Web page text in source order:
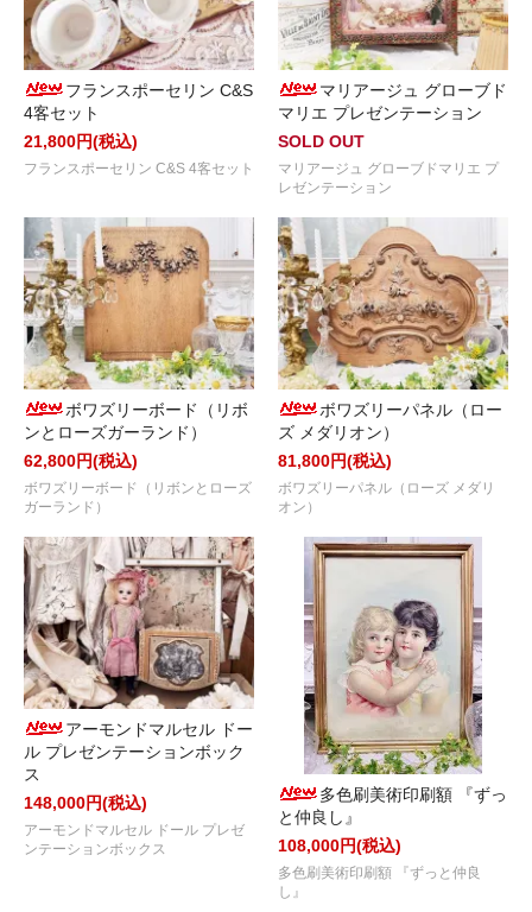
フランスポーセリン C&S
4客セット
21,800円(税込)
フランスポーセリン C&S 4客セット
マリアージュ グローブド
マリエ プレゼンテーション
SOLD OUT
マリアージュ グローブドマリエ プ
レゼンテーション
ボワズリーボード（リボ
ンとローズガーランド）
62,800円(税込)
ボワズリーボード（リボンとローズ
ガーランド）
ボワズリーパネル（ロー
ズ メダリオン）
81,800円(税込)
ボワズリーパネル（ローズ メダリ
オン）
アーモンドマルセル ドー
ル プレゼンテーションボック
ス
148,000円(税込)
アーモンドマルセル ドール プレゼ
ンテーションボックス
多色刷美術印刷額 『ずっ
と仲良し』
108,000円(税込)
多色刷美術印刷額 『ずっと仲良
し』